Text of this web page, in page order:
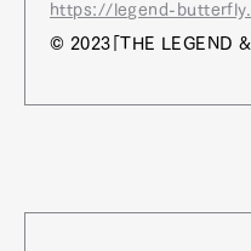
https://legend-
© 2023「THE LEGEND